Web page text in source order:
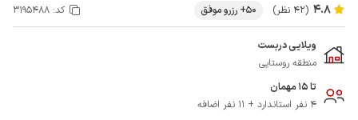
4.8 (42 نظر) 50+ رزرو موفق کد: 3195488
ویلایی دربست
منطقه روستایی
تا 15 مهمان
4 نفر استاندارد + 11 نفر اضافه